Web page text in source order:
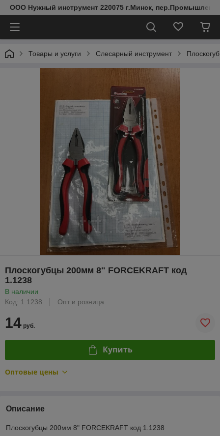
ООО Нужный инструмент 220075 г.Минск,
Товары и услуги Слесарный инструмент
Плоскогубцы 200мм 8" FORCEKRAFT код
1.1238
В наличии
Код: 1.1238
Опт и розница
14 руб.
Купить
Оптовые цены
Описание
Плоскогубцы 200мм 8" FORCEKRAFT код 1.1238